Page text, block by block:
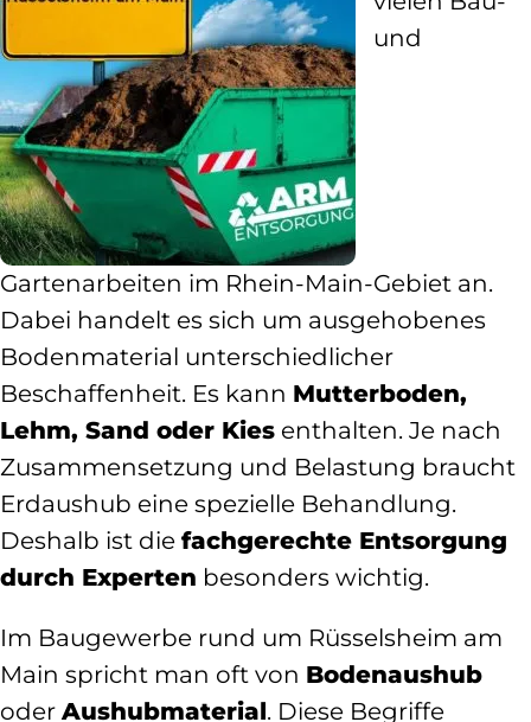
und
Gartenarbeiten im Rhein-Main-Gebiet an.
Dabei handelt es sich um ausgehobenes
Bodenmaterial unterschiedlicher
Beschaffenheit. Es kann Mutterboden,
Lehm, Sand oder Kies enthalten. Je nach
Zusammensetzung und Belastung braucht
Erdaushub eine spezielle Behandlung.
Deshalb ist die fachgerechte Entsorgung
durch Experten besonders wichtig.
Im Baugewerbe rund um Rüsselsheim am
Main spricht man oft von Bodenaushub
oder Aushubmaterial. Diese Begriffe